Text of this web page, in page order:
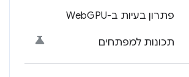
פתרון בעיות ב-WebGPU
תכונות למפתחים